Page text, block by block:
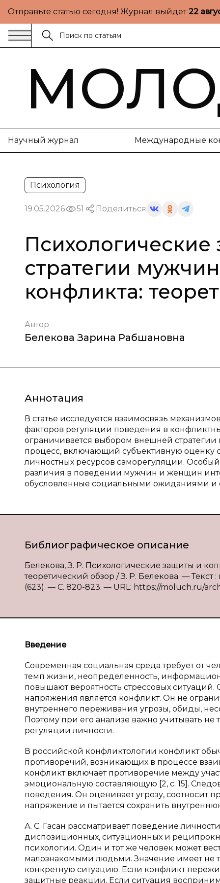
Отправьте статью сегодня! Журнал выйдет22
Научный журнал Международные
Психология
19.05.2026 51 Поделиться
стратегии
конфликта:
Автор
Белекова Зарина Рабшановна
Аннотация
В статье исследуется взаимосвязь
факторов регуляции поведения в
ограничивается выбором внешней
процесс, включающий субъективную оценку
личностных ресурсов саморегуляции.
различия в поведении мужчин и женщин
обусловленные социальными ожиданиями
Библиографическое описание
Белекова, З. Р. Психологические защиты и
теоретический обзор / З. Р. Белекова. —
(623). — С. 820-823. — URL: https://moluch.ru/
Введение
Современная социальная среда требует от
темп жизни, неопределенность,
повышают вероятность стрессовых
напряжения является конфликт. Он не
внутреннего переживания угрозы, обиды,
Поэтому при его анализе важно учитывать
регуляции личности.
В российской конфликтологии конфликт
противоречий, возникающих в процессе
конфликт включает противоречие между
эмоциональную составляющую [2, с. 15].
поведения. Он оценивает угрозу, соотносит
напряжение и пытается сохранить
А. С. Гасан рассматривает поведение
диспозиционных, ситуационных и
психологии. Один и тот же человек может
малознакомыми людьми. Значение имеет не
конкретную ситуацию. Если конфликт
защитные реакции. Если ситуация